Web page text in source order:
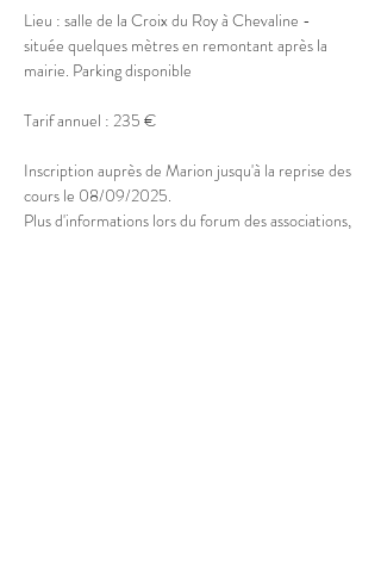
Lieu : salle de la Croix du Roy à Chevaline -
située quelques mètres en remontant après la
mairie. Parking disponible
Tarif annuel : 235 €
Inscription auprès de Marion jusqu'à la reprise des
cours le 08/09/2025.
Plus d'informations lors du forum des associations,